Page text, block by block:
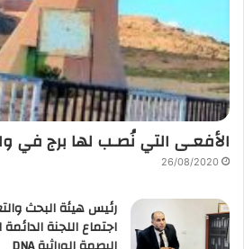
الأفعـى التي نُصـب لها برج في
26/08/2020
رئيس هيئة البحث
اجتماع اللجنة